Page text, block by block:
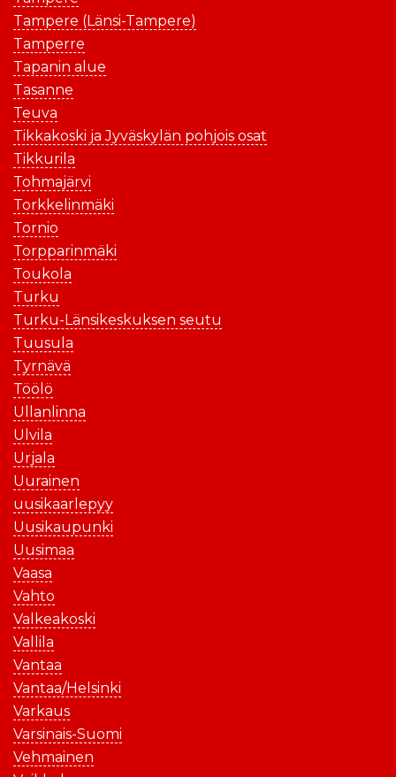
Tampere (Länsi-Tampere)
Tamperre
Tapanin alue
Tasanne
Teuva
Tikkakoski ja Jyväskylän pohjois osat
Tikkurila
Tohmajärvi
Torkkelinmäki
Tornio
Torpparinmäki
Toukola
Turku
Turku-Länsikeskuksen seutu
Tuusula
Tyrnävä
Töölö
Ullanlinna
Ulvila
Urjala
Uurainen
uusikaarlepyy
Uusikaupunki
Uusimaa
Vaasa
Vahto
Valkeakoski
Vallila
Vantaa
Vantaa/Helsinki
Varkaus
Varsinais-Suomi
Vehmainen